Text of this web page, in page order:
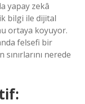
yapay zekâ
bilgi ile dijital
ortaya koyuyor.
felsefi bir
nerede